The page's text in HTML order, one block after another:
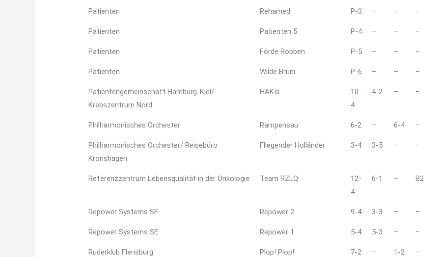
Patienten Rehamed P-3 – – –
Patienten Patienten 5 P-4 – – –
Patienten Förde Robben P-5 – – –
Patienten Wilde Bruni P-6 – – –
Patientengemeinschaft Hamburg-Kiel/
Krebszentrum Nord
HAKIs
10-
4
4-2 – –
Philharmonisches Orchester Rampensau 6-2 – 6-4 –
Philharmonisches Orchester/ Reisebüro
Kronshagen
Fliegender Holländer 3-4 3-5 – –
Referenzzentrum Lebensqualität in der Onkologie Team RZLQ
12-
4
6-1 – B2
Repower Systems SE Repower 2 9-4 3-3 – –
Repower Systems SE Repower 1 5-4 5-3 – –
Ruderklub Flensburg Plop! Plop! 7-2 – 1-2 –